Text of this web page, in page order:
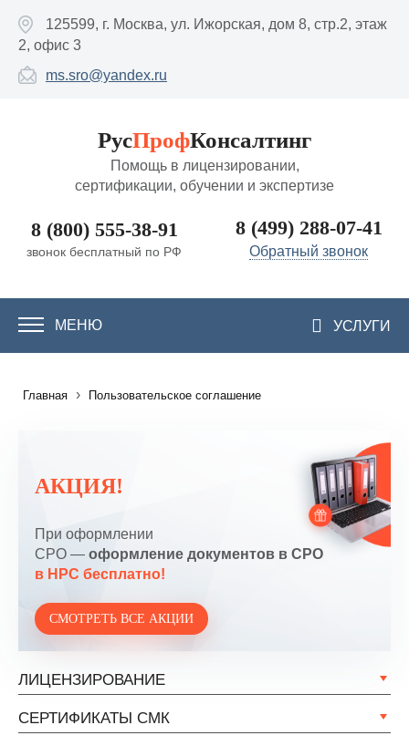
125599, г. Москва, ул. Ижорская, дом 8, стр.2, этаж
2, офис 3
ms.sro@yandex.ru
РусПрофКонсалтинг
Помощь в лицензировании,
сертификации, обучении и экспертизе
8 (800) 555-38-91
звонок бесплатный по РФ
8 (499) 288-07-41
Обратный звонок
МЕНЮ УСЛУГИ
Главная › Пользовательское соглашение
АКЦИЯ!
При оформлении
СРО — оформление документов в СРО
в НРС бесплатно!
СМОТРЕТЬ ВСЕ АКЦИИ
ЛИЦЕНЗИРОВАНИЕ
СЕРТИФИКАТЫ СМК